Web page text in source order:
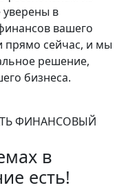
в
вашего
прямо сейчас, и мы
решение,
бизнеса.
ФИНАНСОВЫЙ
в
есть!